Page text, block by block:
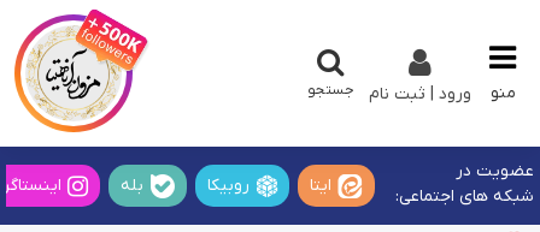
منو ورود | ثبت نام جستجو
عضویت در
شبکه های اجتماعی:
ایتا روبیکا بله